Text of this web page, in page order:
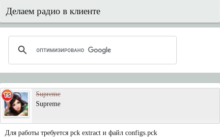
Делаем радио в клиенте
Supreme
Supreme
Для работы требуется pck extract и файл configs.pck